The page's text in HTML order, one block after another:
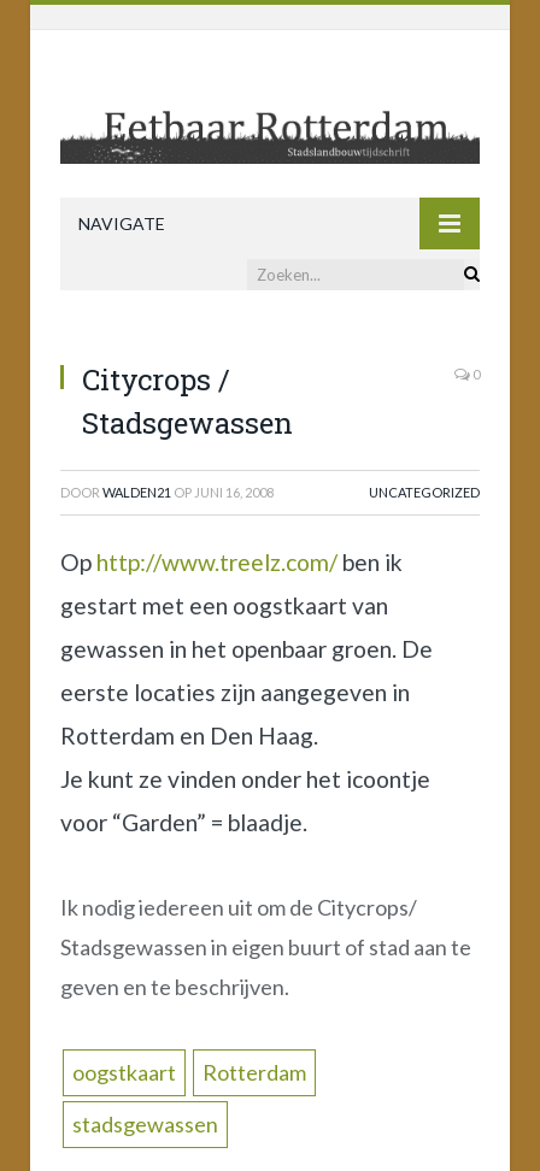
NAVIGATE
Citycrops /
Stadsgewassen
0
DOOR WALDEN21 OP JUNI 16, 2008 UNCATEGORIZED
Op http://www.treelz.com/ben ik
gestart met een oogstkaart van
gewassen in het openbaar groen. De
eerste locaties zijn aangegeven in
Rotterdam en Den Haag.
Je kunt ze vinden onder het icoontje
voor “Garden” = blaadje.
Ik nodig iedereen uit om de Citycrops/
Stadsgewassen in eigen buurt of stad aan te
geven en te beschrijven.
oogstkaart
Rotterdam
stadsgewassen